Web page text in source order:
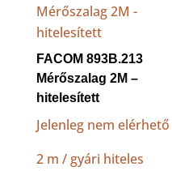
FACOM 893B.213
Mérőszalag 2M –
hitelesített
Jelenleg nem elérhető
2 m / gyári hiteles